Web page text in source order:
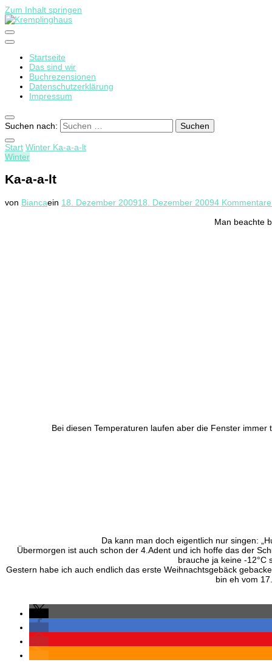
Zum Inhalt springen
Kremplinghaus
Startseite
Das sind wir
Buchrezensionen
Datenschutzerklärung
Impressum
Suchen nach:
Start Winter Ka-a-a-lt
Winter
Ka-a-a-lt
von Biancaein 18. Dezember 200918. Dezember 20094 Kommentare
Man beachte
Bei diesen Temperaturen laufen aber die Fenster
Da kann man doch eigentlich nur singen:
Übermorgen ist auch schon der 4.Adent und ich hoffe das der
brauche ja keine -12°C
Gestern habe ich auch endlich das erste Weihnachtsgebäck
bin eh vom